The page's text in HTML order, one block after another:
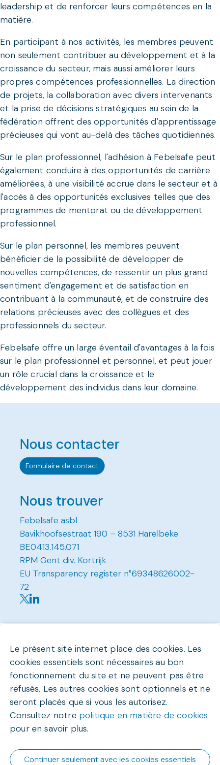
leadership et de renforcer leurs compétences en la
matière.
En participant à nos activités, les membres peuvent
non seulement contribuer au développement et à la
croissance du secteur, mais aussi améliorer leurs
propres compétences professionnelles. La direction
de projets, la collaboration avec divers intervenants
et la prise de décisions stratégiques au sein de la
fédération offrent des opportunités d'apprentissage
précieuses qui vont au-delà des tâches quotidiennes.
Sur le plan professionnel, l'adhésion à Febelsafe peut
également conduire à des opportunités de carrière
améliorées, à une visibilité accrue dans le secteur et à
l'accès à des opportunités exclusives telles que des
programmes de mentorat ou de développement
professionnel.
Sur le plan personnel, les membres peuvent
bénéficier de la possibilité de développer de
nouvelles compétences, de ressentir un plus grand
sentiment d'engagement et de satisfaction en
contribuant à la communauté, et de construire des
relations précieuses avec des collègues et des
professionnels du secteur.
Febelsafe offre un large éventail d'avantages à la fois
sur le plan professionnel et personnel, et peut jouer
un rôle crucial dans la croissance et le
développement des individus dans leur domaine.
Nous contacter
Formulaire de contact
Nous trouver
Febelsafe asbl
Bavikhoofsestraat 190 – 8531 Harelbeke
BE0413.145.071
RPM Gent div. Kortrijk
EU Transparency register n°69348626002-
72
Le présent site internet place des cookies. Les
cookies essentiels sont nécessaires au bon
fonctionnement du site et ne peuvent pas être
refusés. Les autres cookies sont optionnels et ne
seront placés que si vous les autorisez.
Consultez notre politique en matière de cookies
pour en savoir plus.
Continuer seulement avec les cookies essentiels